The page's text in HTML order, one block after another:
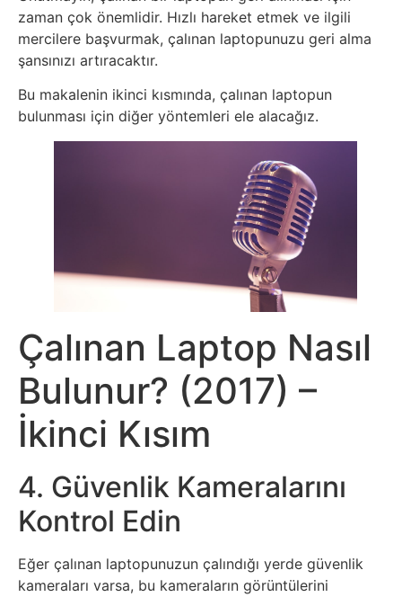
İnternet
İnternetten
Para
Kazanma
Komedi
Kültür
Sanat
Metaverse
Mobil
Müzik
zaman çok önemlidir. Hızlı hareket etmek ve ilgili
mercilere başvurmak, çalınan laptopunuzu geri alma
şansınızı artıracaktır.
Bu makalenin ikinci kısmında, çalınan laptopun
bulunması için diğer yöntemleri ele alacağız.
Çalınan Laptop Nasıl
Bulunur? (2017) –
İkinci Kısım
4. Güvenlik Kameralarını
Kontrol Edin
Eğer çalınan laptopunuzun çalındığı yerde güvenlik
kameraları varsa, bu kameraların görüntülerini